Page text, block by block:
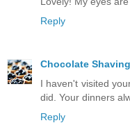
Reply
Chocolate
I haven't visited
did. Your dinners
Reply